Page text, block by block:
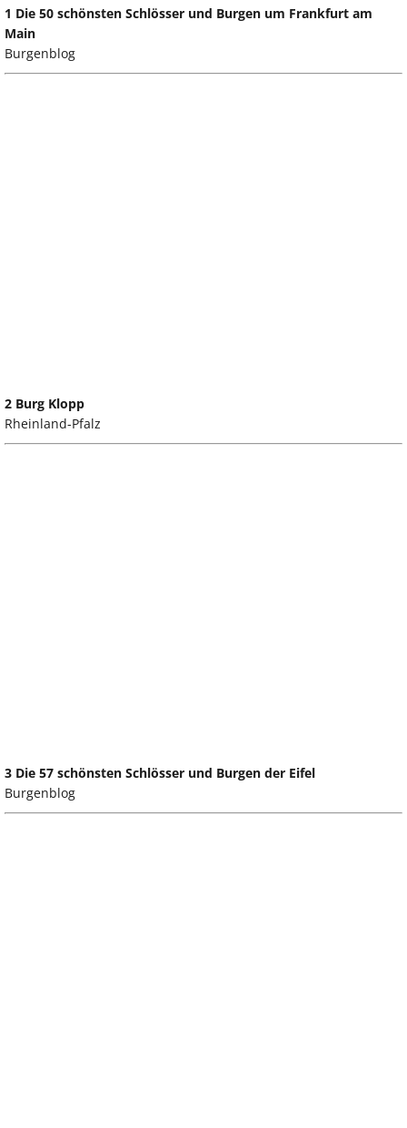
1 Die 50 schönsten Schlösser und Burgen um Frankfurt am
Main
Burgenblog
2 Burg Klopp
Rheinland-Pfalz
3 Die 57 schönsten Schlösser und Burgen der Eifel
Burgenblog